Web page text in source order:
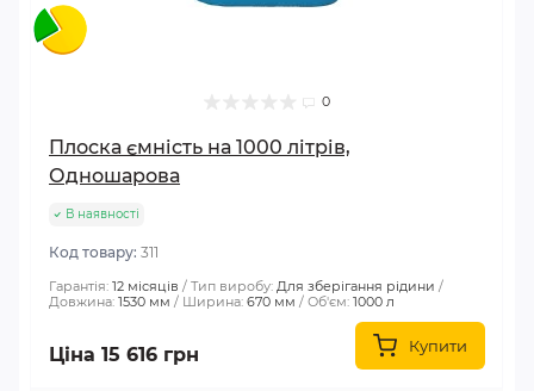
0
Плоска ємність на 1000 літрів,
Одношарова
В наявності
Код товару: 311
Гарантія: 12 місяців Тип виробу: Для зберігання рідини
Довжина: 1530 мм Ширина: 670 мм Об'єм: 1000 л
Ціна 15 616 грн Купити